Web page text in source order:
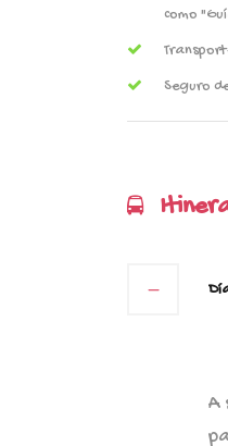
como
Seguro
A